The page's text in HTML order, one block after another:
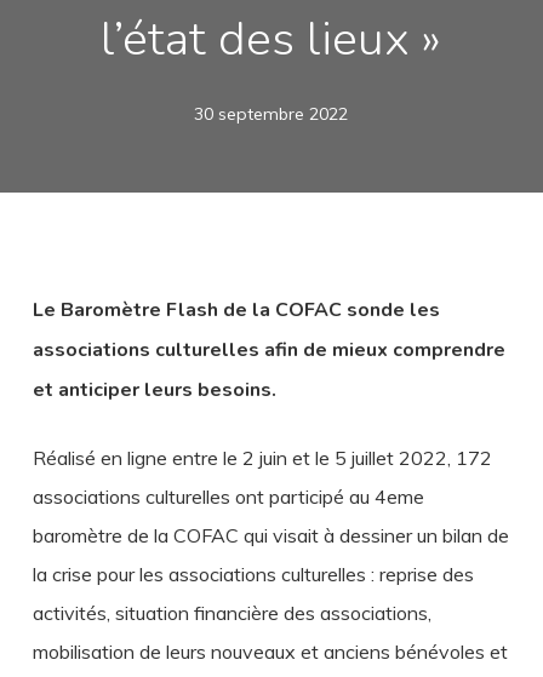
l’état des lieux »
30 septembre 2022
Le Baromètre Flash de la COFAC sonde les
associations culturelles afin de mieux comprendre
et anticiper leurs besoins.
Réalisé en ligne entre le 2 juin et le 5 juillet 2022, 172
associations culturelles ont participé au 4eme
baromètre de la COFAC qui visait à dessiner un bilan de
la crise pour les associations culturelles : reprise des
activités, situation financière des associations,
mobilisation de leurs nouveaux et anciens bénévoles et